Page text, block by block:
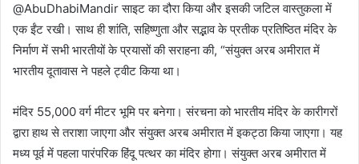
@AbuDhabiMandir साइट का दौरा किया और इसकी जटिल वास्तुकला में
एक ईंट रखी। साथ ही शांति, सहिष्णुता और सद्भाव के प्रतीक प्रतिष्ठित मंदिर के
निर्माण में सभी भारतीयों के प्रयासों की सराहना की, “संयुक्त अरब अमीरात में
भारतीय दूतावास ने पहले ट्वीट किया था।
मंदिर 55,000 वर्ग मीटर भूमि पर बनेगा। संरचना को भारतीय मंदिर के कारीगरों
द्वारा हाथ से तराशा जाएगा और संयुक्त अरब अमीरात में इकट्ठा किया जाएगा। यह
मध्य पूर्व में पहला पारंपरिक हिंदू पत्थर का मंदिर होगा। संयुक्त अरब अमीरात में